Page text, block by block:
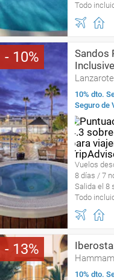
Todo
10
Sandos
Inclusive
Lanzarote
10% dto.
Seguro de
Vuelos
8 días / 7
Salida el 8
Todo
13
10% dto.